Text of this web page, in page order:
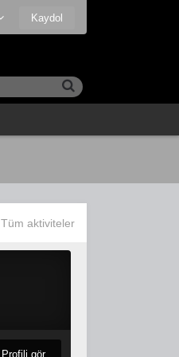
Kaydol
Tüm aktiviteler
Profili gör